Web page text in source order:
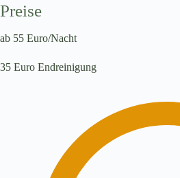
Preise
ab 55 Euro/Nacht
35 Euro Endreinigung